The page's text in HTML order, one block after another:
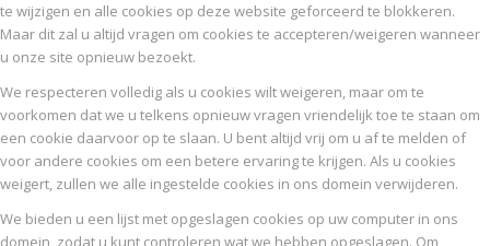
te wijzigen en alle cookies op deze website geforceerd te blokkeren.
Maar dit zal u altijd vragen om cookies te accepteren/weigeren wanneer
u onze site opnieuw bezoekt.
We respecteren volledig als u cookies wilt weigeren, maar om te
voorkomen dat we u telkens opnieuw vragen vriendelijk toe te staan om
een cookie daarvoor op te slaan. U bent altijd vrij om u af te melden of
voor andere cookies om een betere ervaring te krijgen. Als u cookies
weigert, zullen we alle ingestelde cookies in ons domein verwijderen.
We bieden u een lijst met opgeslagen cookies op uw computer in ons